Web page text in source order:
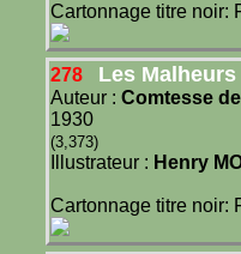
Cartonnage titre noir:
278 Les
Auteur : Comtesse
1930
(3,373)
Illustrateur : Henry
Cartonnage titre noir: